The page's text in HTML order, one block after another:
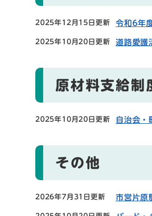
2025年12月15日更新 令和6年
2025年10月20日更新 道路愛護
原材料支給制
2025年10月20日更新 自治会
その他
2026年7月31日更新 市営片原